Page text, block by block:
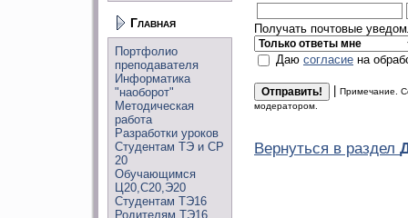
Главная
Портфолио
преподавателя
Информатика
"наоборот"
Методическая
работа
Разработки уроков
Студентам ТЭ и СР
20
Обучающимся
Ц20,С20,Э20
Студентам ТЭ16
Родителям ТЭ16
Получать почтовые
Даю согласие на
Примечание.
модератором.
Вернуться в раздел